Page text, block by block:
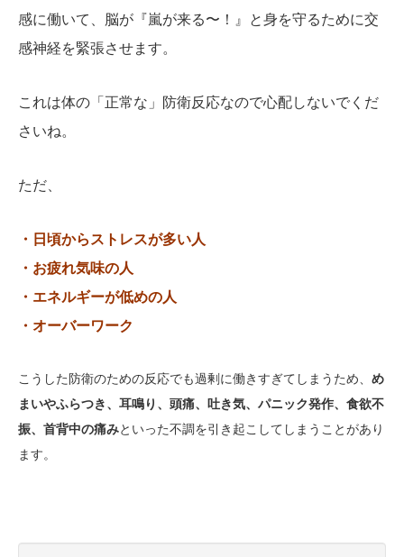
感に働いて、脳が『嵐が来る〜！』と身を守るために交
感神経を緊張させます。
これは体の「正常な」防衛反応なので心配しないでくだ
さいね。
ただ、
・日頃からストレスが多い人
・お疲れ気味の人
・エネルギーが低めの人
・オーバーワーク
こうした防衛のための反応でも過剰に働きすぎてしまうため、 め
まいやふらつき、耳鳴り、頭痛、吐き気、パニック発作、食欲不
振、首背中の痛みといった不調を引き起こしてしまうことがあり
ます。